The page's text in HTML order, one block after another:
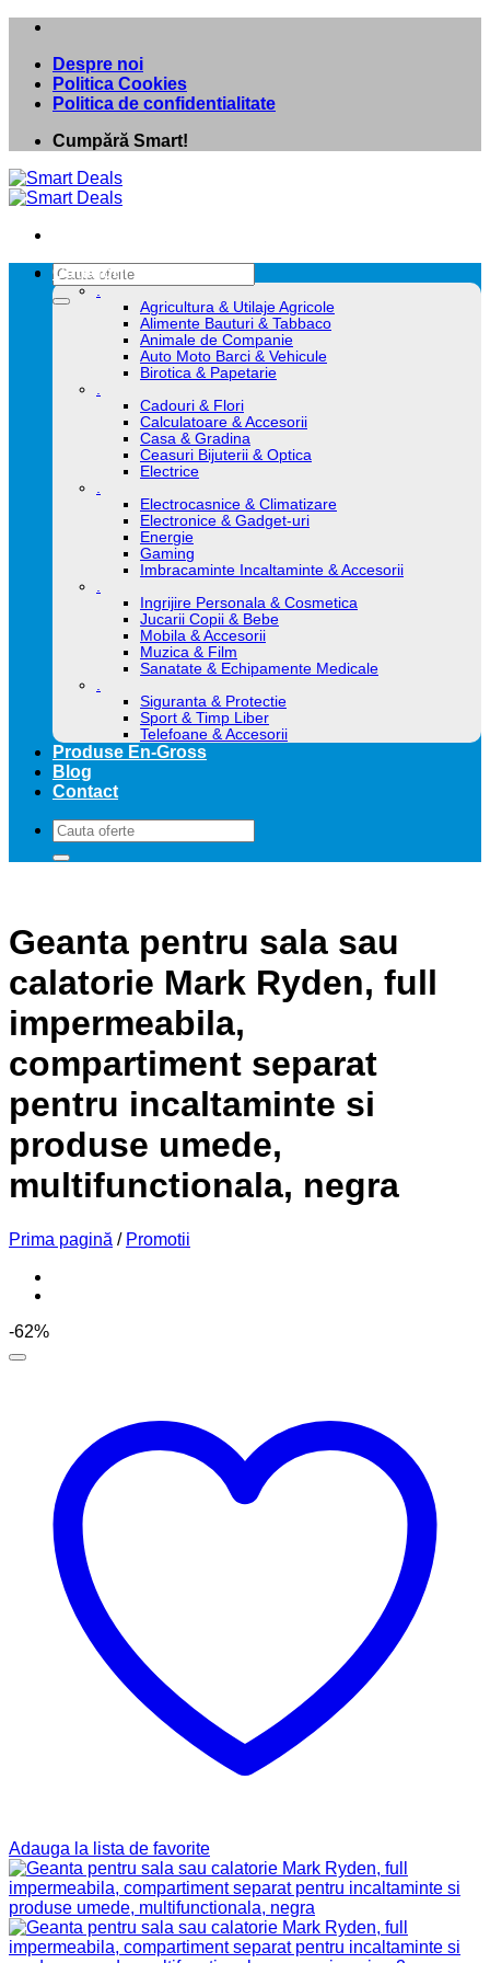
Skip
contentDespre noi
Politica Cookies
Politica de confidentialitate
Cumpără Smart!
Caută
după:
Categorii
.
Agricultura & Utilaje Agricole
Alimente Bauturi & Tabbaco
Animale de Companie
Auto Moto Barci & Vehicule
Birotica & Papetarie
.
Cadouri & Flori
Calculatoare & Accesorii
Casa & Gradina
Ceasuri Bijuterii & Optica
Electrice
.
Electrocasnice & Climatizare
Electronice & Gadget-uri
Energie
Gaming
Imbracaminte Incaltaminte & Accesorii
.
Ingrijire Personala & Cosmetica
Jucarii Copii & Bebe
Mobila & Accesorii
Muzica & Film
Sanatate & Echipamente Medicale
.
Siguranta & Protectie
Sport & Timp Liber
Telefoane & Accesorii
Produse En-Gross
Blog
Contact
Caută
după:
Geanta pentru sala sau
calatorie Mark Ryden, full
impermeabila,
compartiment separat
pentru incaltaminte si
produse umede,
multifunctionala, negra
Prima pagină / Promotii
-62%
Adauga la lista de favorite